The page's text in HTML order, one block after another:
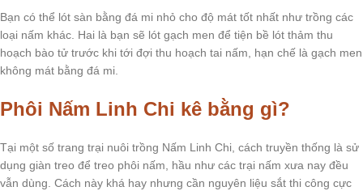
Bạn có thể lót sàn bằng đá mi nhỏ cho độ mát tốt nhất như trồng các
loại nấm khác. Hai là bạn sẽ lót gạch men để tiện bề lót thảm thu
hoạch bào tử trước khi tới đợi thu hoạch tai nấm, hạn chế là gạch men
không mát bằng đá mi.
Phôi Nấm Linh Chi kê bằng gì?
Tại một số trang trại nuôi trồng Nấm Linh Chi, cách truyền thống là sử
dụng giàn treo để treo phôi nấm, hầu như các trại nấm xưa nay đều
vẫn dùng. Cách này khá hay nhưng cần nguyên liệu sắt thi công cực